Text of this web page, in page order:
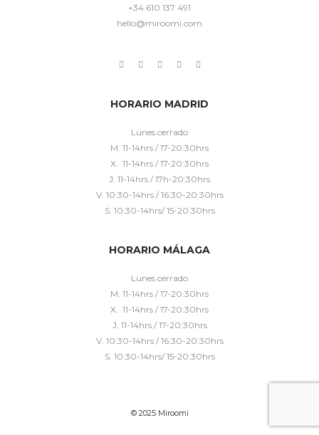
+34 610 137 491
hello@miroomi.com
HORARIO MADRID
Lunes cerrado
M. 11-14hrs / 17-20:30hrs
X. 11-14hrs / 17-20:30hrs
J. 11-14hrs / 17h-20:30hrs
V. 10:30-14hrs / 16:30-20:30hrs
S. 10:30-14hrs/ 15-20:30hrs
HORARIO MÁLAGA
Lunes cerrado
M. 11-14hrs / 17-20:30hrs
X. 11-14hrs / 17-20:30hrs
J. 11-14hrs / 17-20:30hrs
V. 10:30-14hrs / 16:30-20:30hrs
S. 10:30-14hrs/ 15-20:30hrs
© 2025 Miroomi